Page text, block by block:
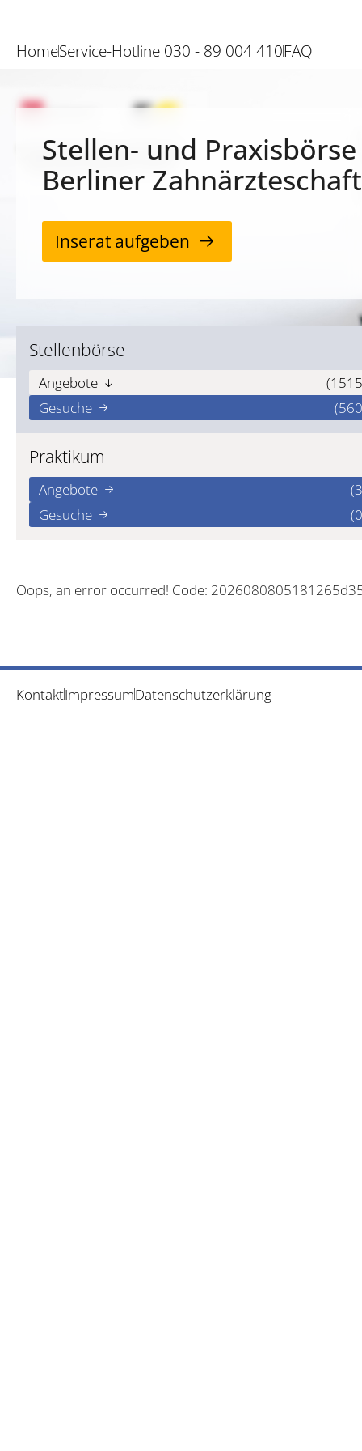
HomeService-Hotline 030 - 89 004 410FAQ
Stellen- und
Berliner Zahnärzteschaft
Inserat aufgeben
Stellenbörse
Angebote
Gesuche
Praktikum
Angebote
Gesuche
Oops, an error occurred! Code:
KontaktImpressumDatenschutzerklärung